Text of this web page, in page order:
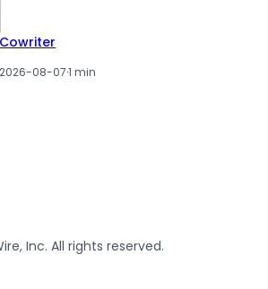
Cowriter
2026-08-07·1 min
Inc. All rights reserved.